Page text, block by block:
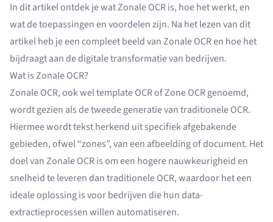
In dit artikel ontdek je wat Zonale OCR is, hoe het werkt, en
wat de toepassingen en voordelen zijn. Na het lezen van dit
artikel heb je een compleet beeld van Zonale OCR en hoe het
bijdraagt aan de digitale transformatie van bedrijven.
Wat is Zonale OCR?
Zonale OCR, ook wel template OCR of Zone OCR genoemd,
wordt gezien als de tweede generatie van traditionele OCR.
Hiermee wordt tekst herkend uit specifiek afgebakende
gebieden, ofwel “zones”, van een afbeelding of document. Het
doel van Zonale OCR is om een hogere nauwkeurigheid en
snelheid te leveren dan traditionele OCR, waardoor het een
ideale oplossing is voor bedrijven die hun data-
extractieprocessen willen automatiseren.